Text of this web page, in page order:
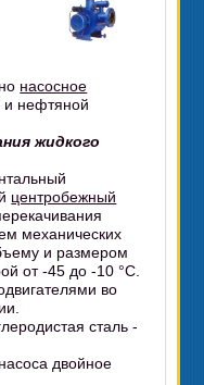
насосное
и нефтяной
жидкого
центробежный
механических
и размером
от -45 до -10 °C.
во
сталь -
двойное